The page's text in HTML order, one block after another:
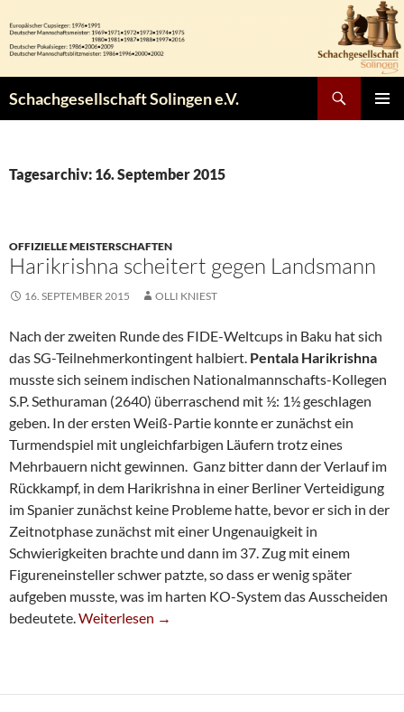
Inhalt
springen
Schachgesellschaft Solingen e.V.
Tagesarchiv: 16. September 2015
OFFIZIELLE MEISTERSCHAFTEN
Harikrishna scheitert gegen Landsmann
16. SEPTEMBER 2015 OLLI KNIEST
Nach der zweiten Runde des FIDE-Weltcups in Baku hat sich
das SG-Teilnehmerkontingent halbiert. Pentala Harikrishna
musste sich seinem indischen Nationalmannschafts-Kollegen
S.P. Sethuraman (2640) überraschend mit ½: 1½ geschlagen
geben. In der ersten Weiß-Partie konnte er zunächst ein
Turmendspiel mit ungleichfarbigen Läufern trotz eines
Mehrbauern nicht gewinnen. Ganz bitter dann der Verlauf im
Rückkampf, in dem Harikrishna in einer Berliner Verteidigung
im Spanier zunächst keine Probleme hatte, bevor er sich in der
Zeitnotphase zunächst mit einer Ungenauigkeit in
Schwierigkeiten brachte und dann im 37. Zug mit einem
Figureneinsteller schwer patzte, so dass er wenig später
aufgeben musste, was im harten KO-System das Ausscheiden
bedeutete.Harikrishna Scheitert Gegen Landsmann
Weiterlesen →